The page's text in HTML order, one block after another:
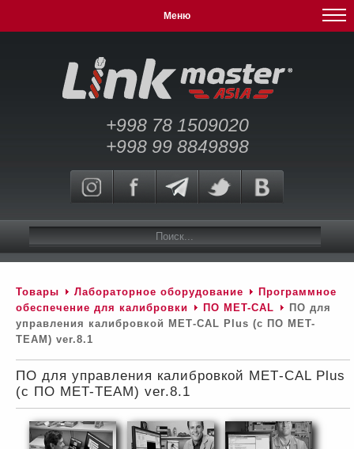
Меню
+998 78 1509020
+998 99 8849898
Товары Лабораторное оборудование
Программное
обеспечение для калибровки
ПО MET-CAL
ПО для
управления калибровкой МЕТ-CAL Plus (c ПО MET-
TEAM) ver.8.1
ПО для управления калибровкой МЕТ-CAL Plus
(c ПО MET-TEAM) ver.8.1